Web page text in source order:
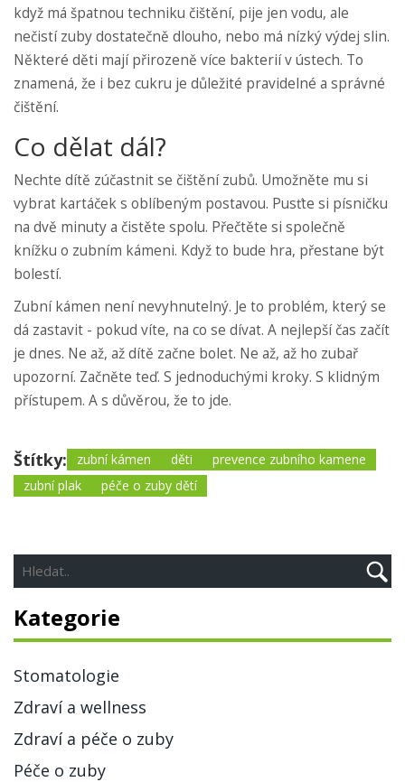
když má špatnou techniku čištění, pije jen vodu, ale
nečistí zuby dostatečně dlouho, nebo má nízký výdej slin.
Některé děti mají přirozeně více bakterií v ústech. To
znamená, že i bez cukru je důležité pravidelné a správné
čištění.
Co dělat dál?
Nechte dítě zúčastnit se čištění zubů. Umožněte mu si
vybrat kartáček s oblíbeným postavou. Pusťte si písničku
na dvě minuty a čistěte spolu. Přečtěte si společně
knížku o zubním kámeni. Když to bude hra, přestane být
bolestí.
Zubní kámen není nevyhnutelný. Je to problém, který se
dá zastavit - pokud víte, na co se dívat. A nejlepší čas začít
je dnes. Ne až, až dítě začne bolet. Ne až, až ho zubař
upozorní. Začněte teď. S jednoduchými kroky. S klidným
přístupem. A s důvěrou, že to jde.
Štítky: zubní kámen děti
prevence zubního kamene
zubní plak
péče o zuby dětí
Kategorie
Stomatologie
Zdraví a wellness
Zdraví a péče o zuby
Péče o zuby